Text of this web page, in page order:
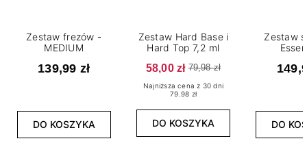
Zestaw frezów -
MEDIUM
139,99 zł
DO KOSZYKA
Zestaw Hard Base i
Hard Top 7,2 ml
58,00 zł 79,98 zł
Najniższa cena z 30 dni
79.98 zł
DO KOSZYKA
Zestaw
DO